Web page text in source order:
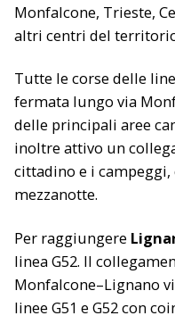
Monfalcone, Trieste,
altri centri del
Tutte le corse delle
fermata lungo via
delle principali aree
inoltre attivo un
cittadino e i
mezzanotte.
Per raggiungere
linea G52. Il
Monfalcone–Lignano
linee G51 e G52 con